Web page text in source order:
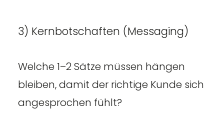
3) Kernbotschaften (Messaging)
Welche 1–2 Sätze müssen hängen
bleiben, damit der richtige Kunde sich
angesprochen fühlt?